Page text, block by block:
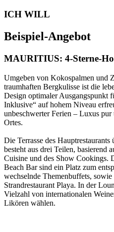
ICH WILL
Beispiel-Angebot
MAURITIUS: 4-Sterne-
Umgeben von Kokospalmen und
traumhaften Bergkulisse ist die
Design optimaler Ausgangspunkt
Inklusive“ auf hohem Niveau
unbeschwerter Ferien – Luxus
Ortes.
Die Terrasse des
besteht aus drei Teilen, basierend
Cuisine und des Show Cookings.
Beach Bar sind ein Platz zum
wechselnde Themenbuffets,
Strandrestaurant Playa. In der
Vielzahl von internationalen
Likören wählen.